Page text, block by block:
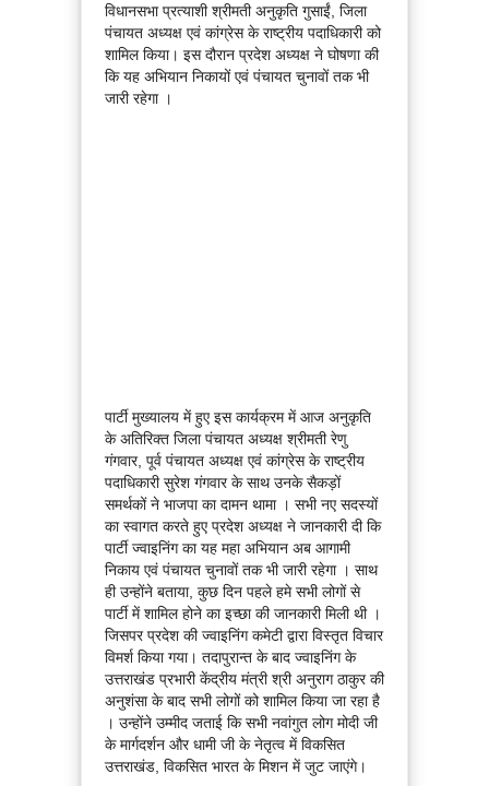
विधानसभा प्रत्याशी श्रीमती अनुकृति गुसाईं, जिला
पंचायत अध्यक्ष एवं कांग्रेस के राष्ट्रीय पदाधिकारी को
शामिल किया। इस दौरान प्रदेश अध्यक्ष ने घोषणा की
कि यह अभियान निकायों एवं पंचायत चुनावों तक भी
जारी रहेगा ।
पार्टी मुख्यालय में हुए इस कार्यक्रम में आज अनुकृति
के अतिरिक्त जिला पंचायत अध्यक्ष श्रीमती रेणु
गंगवार, पूर्व पंचायत अध्यक्ष एवं कांग्रेस के राष्ट्रीय
पदाधिकारी सुरेश गंगवार के साथ उनके सैकड़ों
समर्थकों ने भाजपा का दामन थामा । सभी नए सदस्यों
का स्वागत करते हुए प्रदेश अध्यक्ष ने जानकारी दी कि
पार्टी ज्वाइनिंग का यह महा अभियान अब आगामी
निकाय एवं पंचायत चुनावों तक भी जारी रहेगा । साथ
ही उन्होंने बताया, कुछ दिन पहले हमे सभी लोगों से
पार्टी में शामिल होने का इच्छा की जानकारी मिली थी ।
जिसपर प्रदेश की ज्वाइनिंग कमेटी द्वारा विस्तृत विचार
विमर्श किया गया। तदापुरान्त के बाद ज्वाइनिंग के
उत्तराखंड प्रभारी केंद्रीय मंत्री श्री अनुराग ठाकुर की
अनुशंसा के बाद सभी लोगों को शामिल किया जा रहा है
। उन्होंने उम्मीद जताई कि सभी नवांगुत लोग मोदी जी
के मार्गदर्शन और धामी जी के नेतृत्व में विकसित
उत्तराखंड, विकसित भारत के मिशन में जुट जाएंगे।